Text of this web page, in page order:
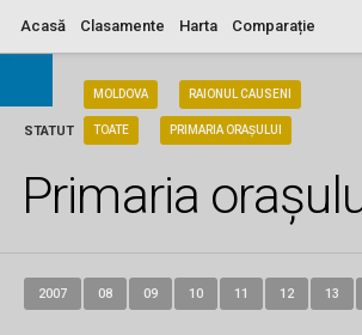
Acasă Clasamente Harta Comparație
STATUT
MOLDOVA RAIONUL CAUSENI
TOATE PRIMARIA ORAȘULUI
Primaria
2007 08 09 10 11 12 13